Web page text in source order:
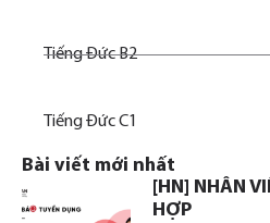
Tiếng Đức B2
Tiếng Đức C1
Bài viết mới nhất
[HN] NHÂN
HỢP